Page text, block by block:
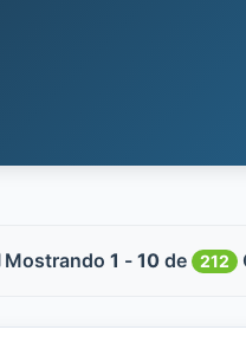
Mostrando 1 - 10 de 212